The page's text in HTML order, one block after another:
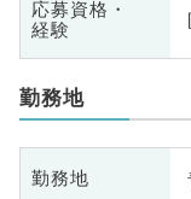
応募資格・
経験
勤務地
勤務地